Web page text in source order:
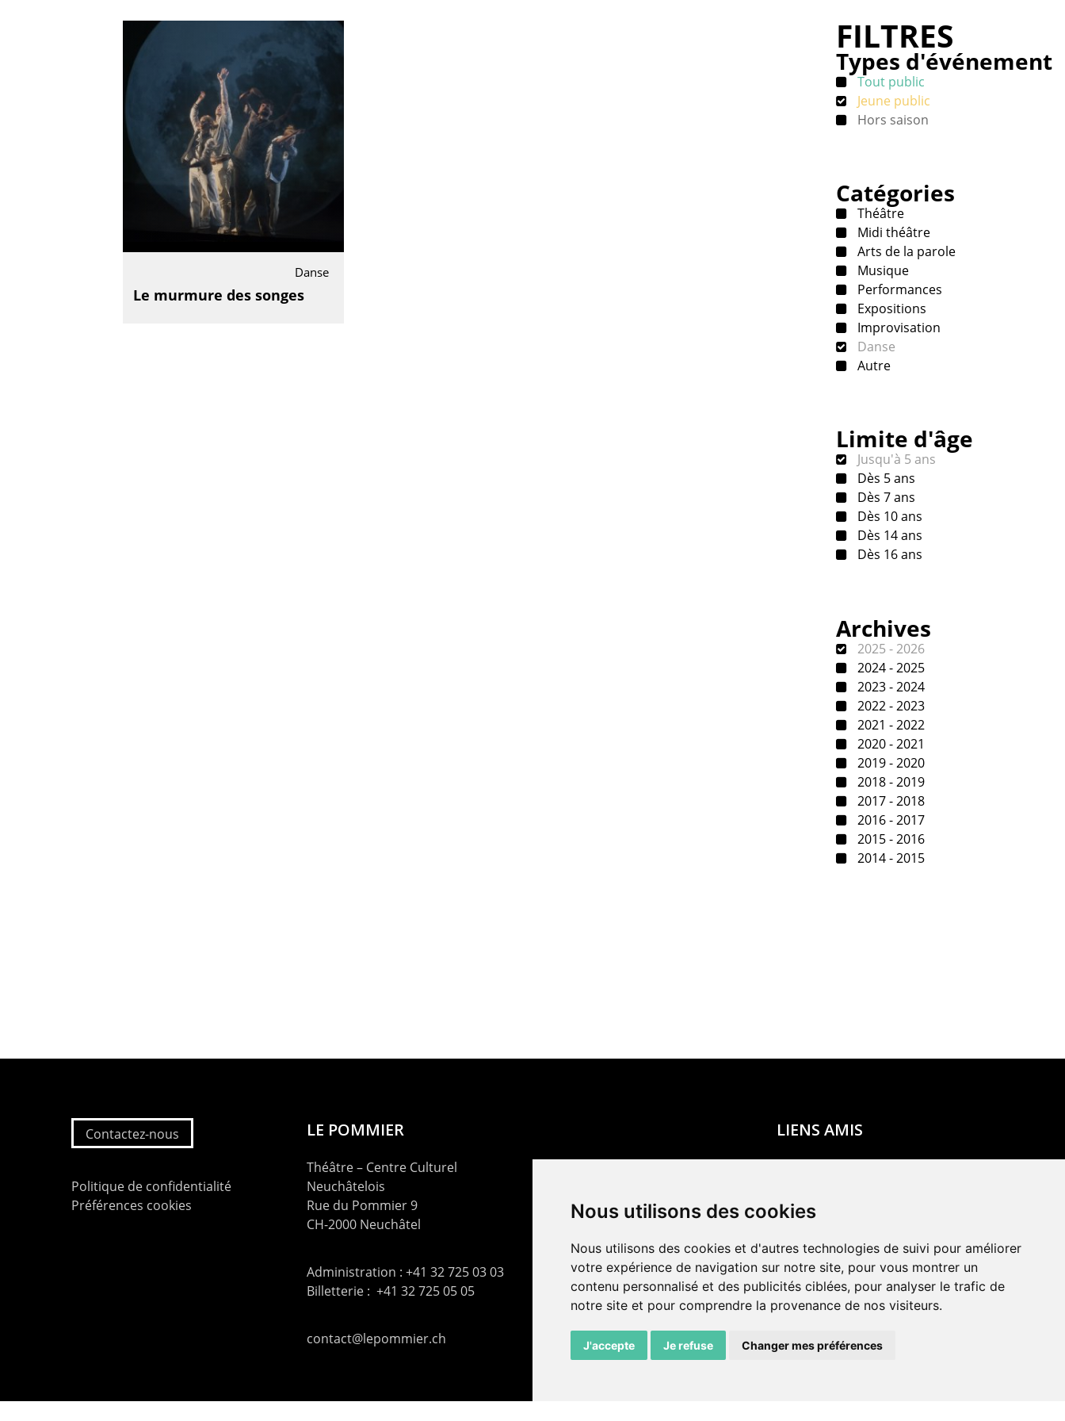
Nous utilisons des cookies
Nous utilisons des cookies et d'autres technologies de suivi pour améliorer
votre expérience de navigation sur notre site, pour vous montrer un
contenu personnalisé et des publicités ciblées, pour analyser le trafic de
notre site et pour comprendre la provenance de nos visiteurs.
J'accepte Je refuse Changer mes préférences
Danse
Le murmure des songes
FILTRES
Types d'événement
Tout public
Jeune public
Hors saison
Catégories
Théâtre
Midi théâtre
Arts de la parole
Musique
Performances
Expositions
Improvisation
Danse
Autre
Limite d'âge
Jusqu'à 5 ans
Dès 5 ans
Dès 7 ans
Dès 10 ans
Dès 14 ans
Dès 16 ans
Archives
2025 - 2026
2024 - 2025
2023 - 2024
2022 - 2023
2021 - 2022
2020 - 2021
2019 - 2020
2018 - 2019
2017 - 2018
2016 - 2017
2015 - 2016
2014 - 2015
Contactez-nous
Politique de confidentialité
Préférences cookies
LE POMMIER
Théâtre – Centre Culturel
Neuchâtelois
Rue du Pommier 9
CH-2000 Neuchâtel
Administration : +41 32 725 03 03
Billetterie : +41 32 725 05 05
contact@lepommier.ch
LIENS AMIS